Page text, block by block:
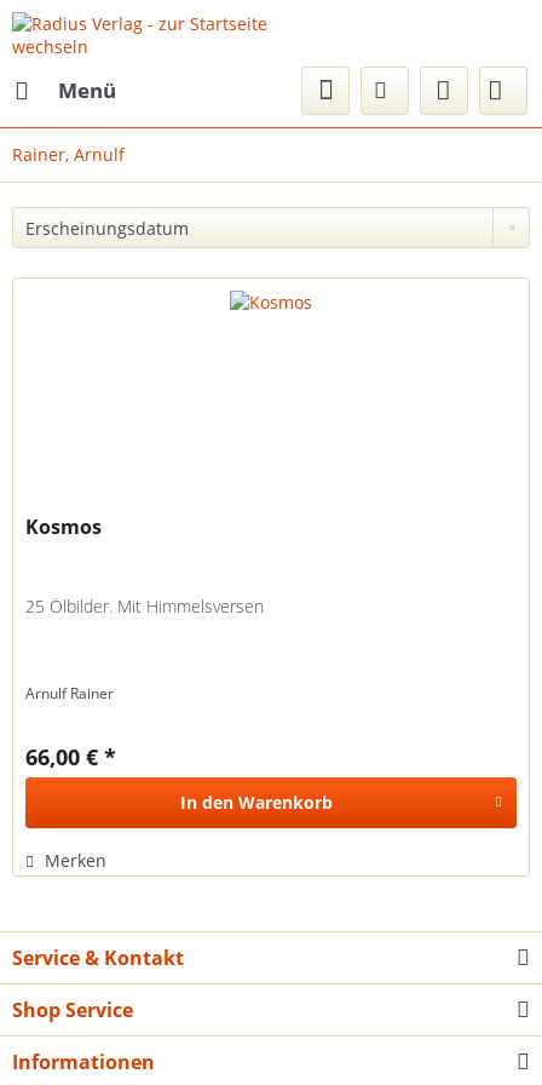
Menü
Rainer, Arnulf
Kosmos
25 Ölbilder. Mit Himmelsversen
Arnulf Rainer
66,00 € *
In den Warenkorb
Merken
Service & Kontakt
Shop Service
Informationen